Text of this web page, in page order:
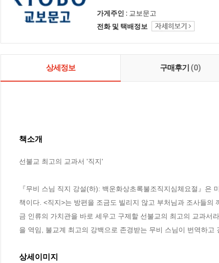
가게주인 : 교보문고
전화 및 택배정보
상세정보 구매후기 (0)
책소개
선불교 최고의 교과서 '직지'
『무비 스님 직지 강설(하): 백운화상초록불조직지심체요절』
책이다. <직지>는 방편을 조금도 빌리지 않고 부처님과 조사들
금 인류의 가치관을 바로 세우고 구제할 선불교의 최고의 교과서
을 역임, 불교계 최고의 강백으로 존경받는 무비 스님이 번역하고
상세이미지